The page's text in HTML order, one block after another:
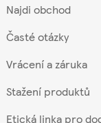
Najdi obchod
Časté otázky
Vrácení a záruka
Stažení produktů
Etická linka pro